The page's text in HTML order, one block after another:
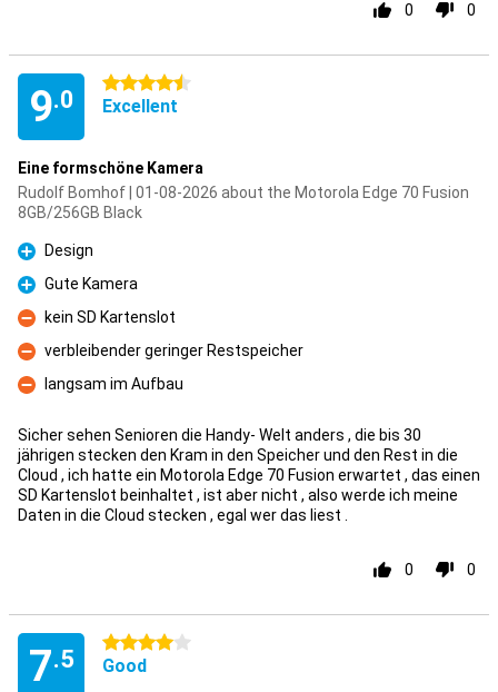
0 0
9.0
4.5 stars
Excellent
Eine formschöne Kamera
Rudolf Bomhof | 01-08-2026 about the Motorola Edge 70 Fusion
8GB/256GB Black
Pro
Design
Pro
Gute Kamera
Con
kein SD Kartenslot
Con
verbleibender geringer Restspeicher
Con
langsam im Aufbau
Sicher sehen Senioren die Handy- Welt anders , die bis 30
jährigen stecken den Kram in den Speicher und den Rest in die
Cloud , ich hatte ein Motorola Edge 70 Fusion erwartet , das einen
SD Kartenslot beinhaltet , ist aber nicht , also werde ich meine
Daten in die Cloud stecken , egal wer das liest .
0 0
7.5
4 stars
Good